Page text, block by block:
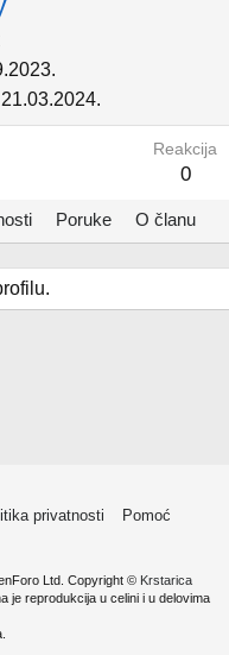
21.03.2024.
Reakcija
0
Poruke O članu
privatnosti
Pomoć
Ltd. Copyright © Krstarica
je reprodukcija u celini i u delovima